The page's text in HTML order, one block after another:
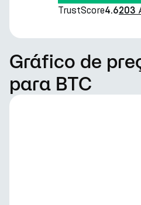
TrustScore4.6203
Gráfico de
para BTC